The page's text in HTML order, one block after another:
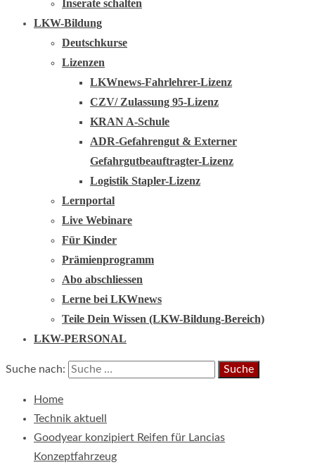
Inserate schalten
LKW-Bildung
Deutschkurse
Lizenzen
LKWnews-Fahrlehrer-Lizenz
CZV/ Zulassung 95-Lizenz
KRAN A-Schule
ADR-Gefahrengut & Externer
Gefahrgutbeauftragter-Lizenz
Logistik Stapler-Lizenz
Lernportal
Live Webinare
Für Kinder
Prämienprogramm
Abo abschliessen
Lerne bei LKWnews
Teile Dein Wissen (LKW-Bildung-Bereich)
LKW-PERSONAL
Suche nach:
Home
Technik aktuell
Goodyear konzipiert Reifen für Lancias
Konzeptfahrzeug